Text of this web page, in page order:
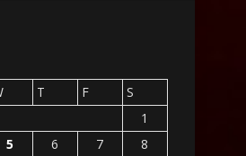
T F
S
1
5 6 7 8